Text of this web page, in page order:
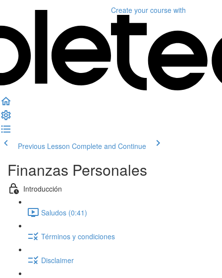
Create your course with
Previous Lesson Complete and Continue
Finanzas Personales
Introducción
Saludos (0:41)
Términos y condiciones
Disclaimer